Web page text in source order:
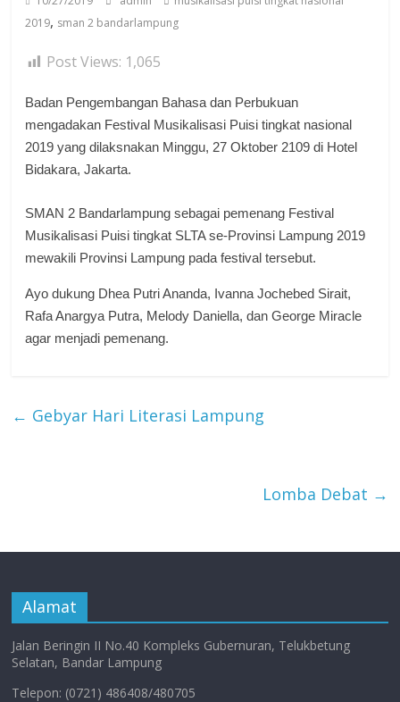
dan
Bahasa
2019, sman 2 bandarlampung
Post Views: 1,065
Badan Pengembangan Bahasa dan Perbukuan
mengadakan Festival Musikalisasi Puisi tingkat nasional
2019 yang dilaksnakan Minggu, 27 Oktober 2109 di Hotel
Bidakara, Jakarta.
SMAN 2 Bandarlampung sebagai pemenang Festival
Musikalisasi Puisi tingkat SLTA se-Provinsi Lampung 2019
mewakili Provinsi Lampung pada festival tersebut.
Ayo dukung Dhea Putri Ananda, Ivanna Jochebed Sirait,
Rafa Anargya Putra, Melody Daniella, dan George Miracle
agar menjadi pemenang.
← Gebyar Hari Literasi Lampung
Lomba Debat →
Alamat
Jalan Beringin II No.40 Kompleks Gubernuran, Telukbetung
Selatan, Bandar Lampung
Telepon: (0721) 486408/480705